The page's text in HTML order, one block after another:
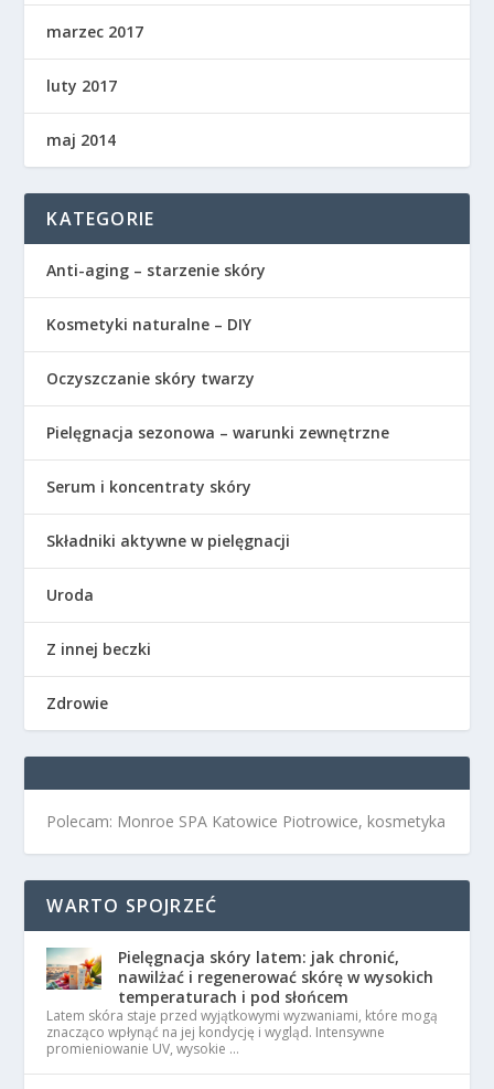
marzec 2017
luty 2017
maj 2014
KATEGORIE
Anti-aging – starzenie skóry
Kosmetyki naturalne – DIY
Oczyszczanie skóry twarzy
Pielęgnacja sezonowa – warunki zewnętrzne
Serum i koncentraty skóry
Składniki aktywne w pielęgnacji
Uroda
Z innej beczki
Zdrowie
Polecam: Monroe SPA Katowice Piotrowice, kosmetyka
WARTO SPOJRZEĆ
Pielęgnacja skóry latem: jak chronić,
nawilżać i regenerować skórę w wysokich
temperaturach i pod słońcem
Latem skóra staje przed wyjątkowymi wyzwaniami, które mogą
znacząco wpłynąć na jej kondycję i wygląd. Intensywne
promieniowanie UV, wysokie …